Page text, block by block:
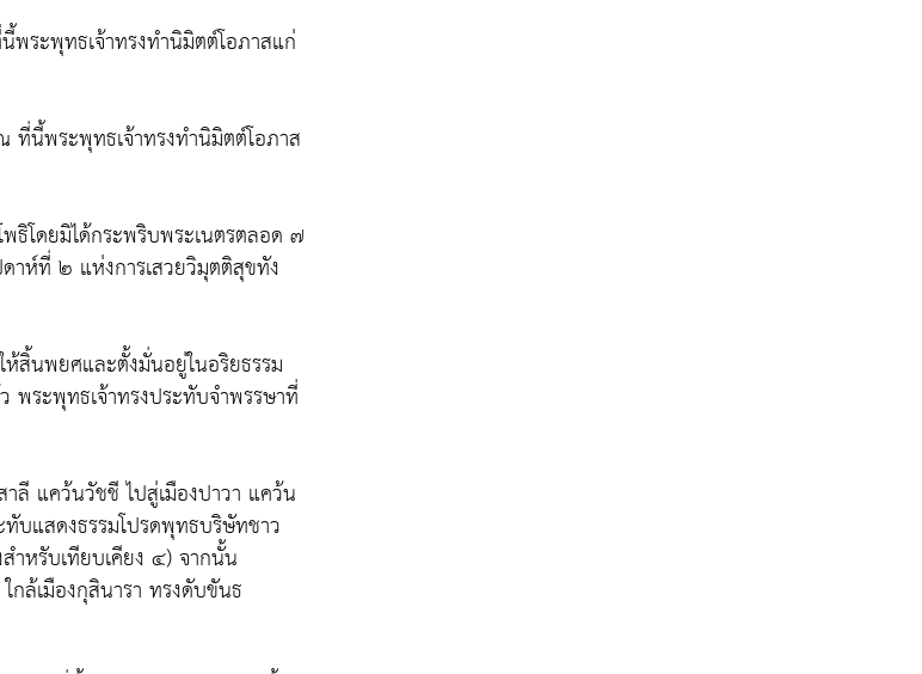
ระพุทธเจ้าทรงทำนิมิตต์โอภาสแก่
ที่นี้พระพุทธเจ้าทรงทำนิมิตต์โอภาส
ธิโดยมิได้กระพริบพระเนตรตลอด ๗
าห์ที่ ๒ แห่งการเสวยวิมุตติสุขทัง
สิ้นพยศและตั้งมั่นอยู่ในอริยธรรม
พระพุทธเจ้าทรงประทับจำพรรษาที่
าลี แคว้นวัชชี ไปสู่เมืองปาวา แคว้น
แสดงธรรมโปรดพุทธบริษัทชาว
ำหรับเทียบเคียง ๔) จากนั้น
กล้เมืองกุสินารา ทรงดับขันธ